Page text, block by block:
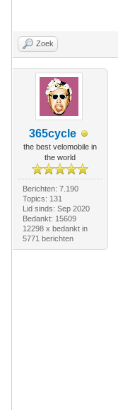
Zoek
365cycle
the best velomobile in
the world
Berichten: 7.190
Topics: 131
Lid sinds: Sep 2020
Bedankt: 15609
12298 x bedankt in
5771 berichten